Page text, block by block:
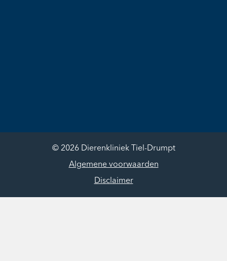
© 2026 Dierenkliniek Tiel-Drumpt
Algemene voorwaarden
Disclaimer